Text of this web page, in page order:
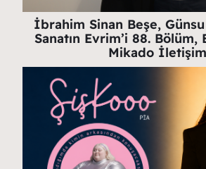
İbrahim Sinan Beşe,
Sanatın Evrim’i 88. Bölüm,
Mikado İletişim